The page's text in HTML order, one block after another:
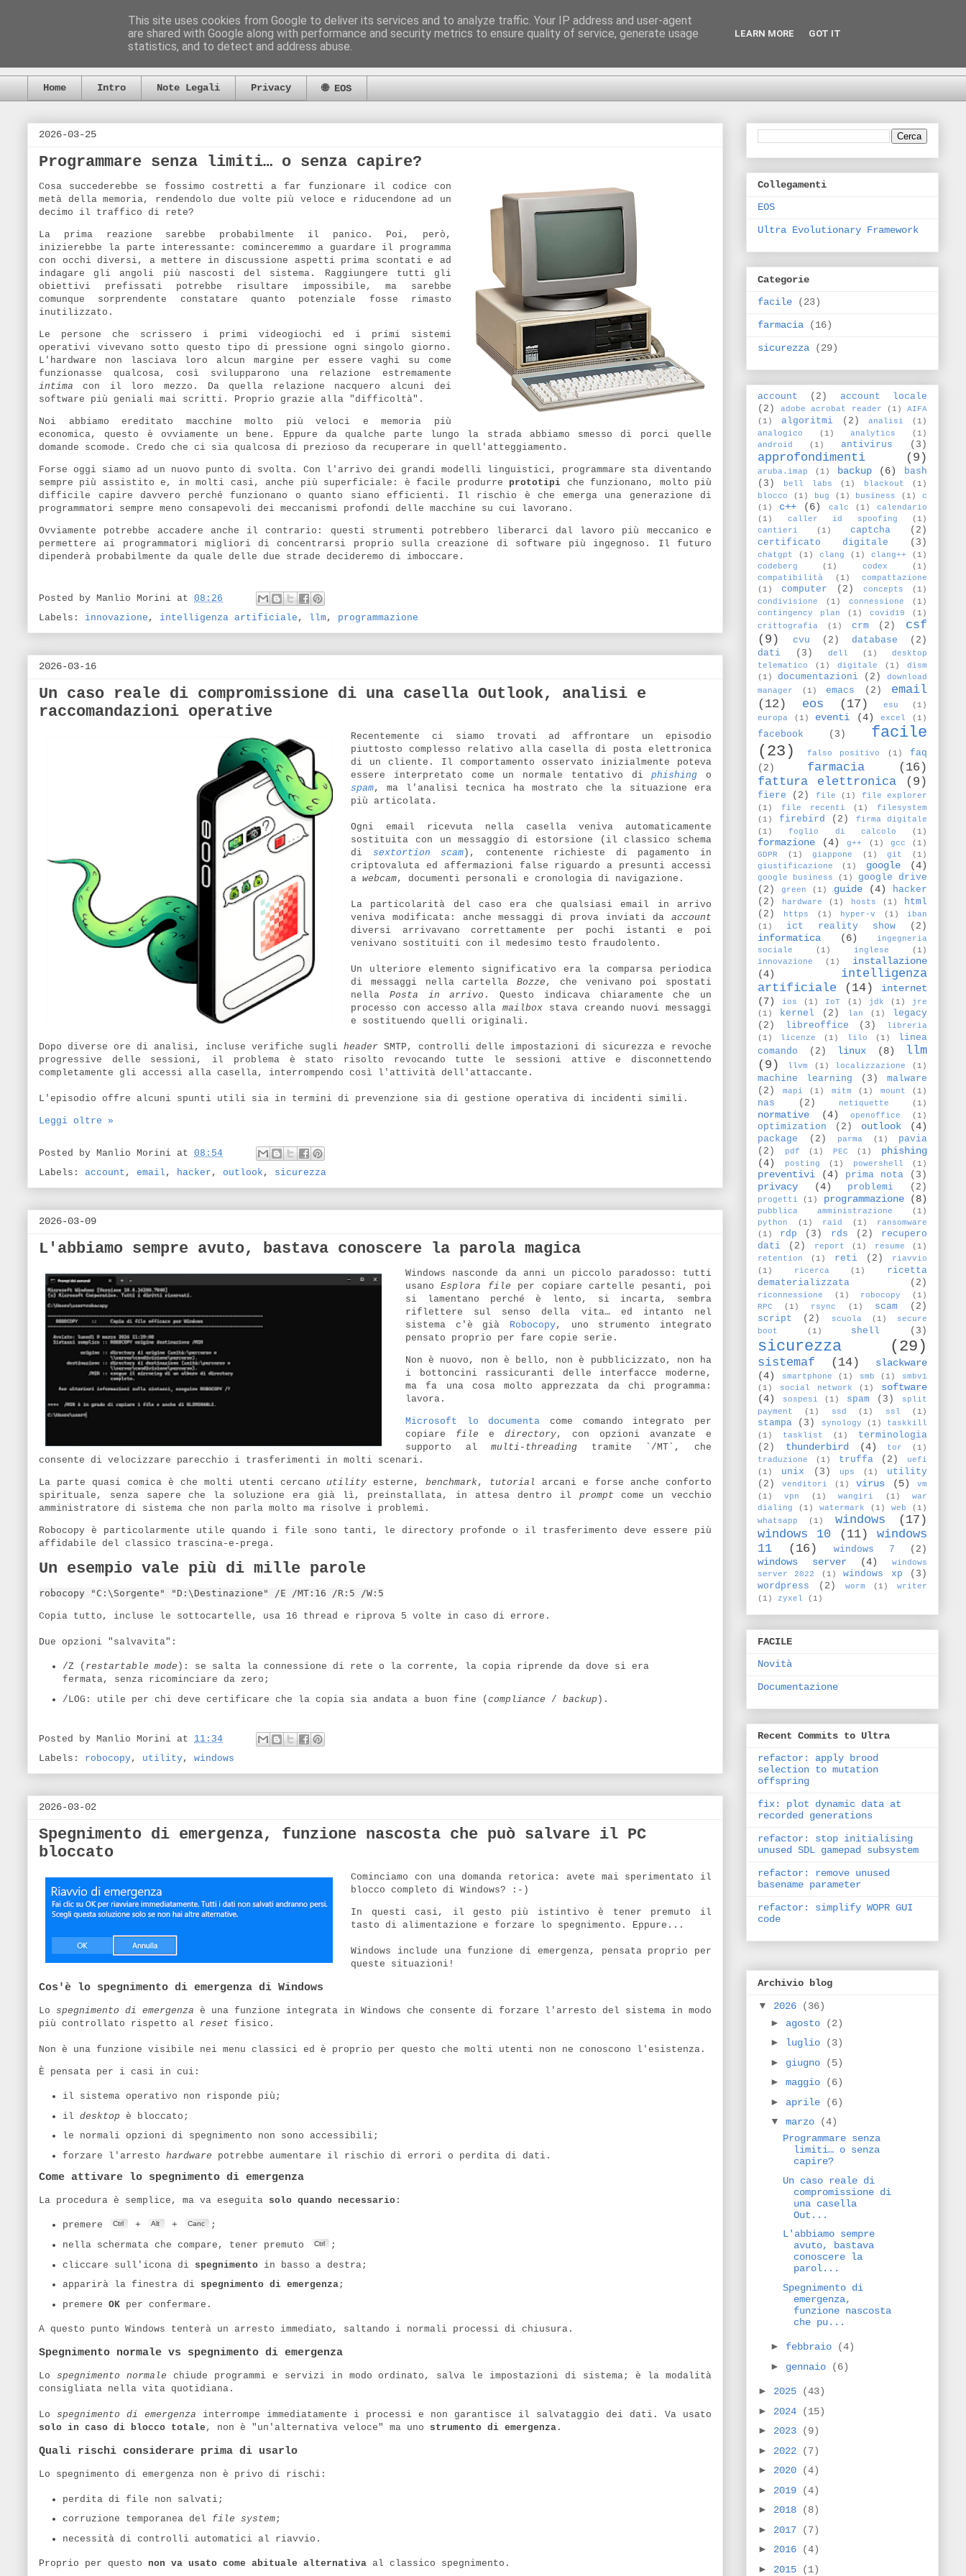
Home Intro Note Legali Privacy 🌐 EOS
2026-03-25
Programmare senza limiti… o senza capire?
Cosa succederebbe se fossimo costretti a far funzionare il codice con
metà della memoria, rendendolo due volte più veloce e riducendone ad un
decimo il traffico di rete?
La prima reazione sarebbe probabilmente il panico. Poi, però,
inizierebbe la parte interessante: cominceremmo a guardare il programma
con occhi diversi, a mettere in discussione aspetti prima scontati e ad
indagare gli angoli più nascosti del sistema. Raggiungere tutti gli
obiettivi prefissati potrebbe risultare impossibile, ma sarebbe
comunque sorprendente constatare quanto potenziale fosse rimasto
inutilizzato.
Le persone che scrissero i primi videogiochi ed i primi sistemi
operativi vivevano sotto questo tipo di pressione ogni singolo giorno.
L'hardware non lasciava loro alcun margine per essere vaghi su come
funzionasse qualcosa, così svilupparono una relazione estremamente
intima con il loro mezzo. Da quella relazione nacquero alcuni dei
software più geniali mai scritti. Proprio grazie alla "difficoltà".
Noi abbiamo ereditato macchine molto più veloci e memoria più
economica, questo è ovviamente un bene. Eppure da qualche parte lungo la strada abbiamo smesso di porci quelle
domande scomode. Credo che ci sia qualcosa di prezioso da recuperare in quell'atteggiamento.
Forse oggi siamo ad un nuovo punto di svolta. Con l'arrivo dei grandi modelli linguistici, programmare sta diventando
sempre più assistito e, in molti casi, anche più superficiale: è facile produrre prototipi che funzionano, molto più
difficile capire davvero perché funzionano o quanto siano efficienti. Il rischio è che emerga una generazione di
programmatori sempre meno consapevoli dei meccanismi profondi delle macchine su cui lavorano.
Ovviamente potrebbe accadere anche il contrario: questi strumenti potrebbero liberarci dal lavoro più meccanico e
permettere ai programmatori migliori di concentrarsi proprio sulla creazione di software più ingegnoso. Il futuro
dipenderà probabilmente da quale delle due strade decideremo di imboccare.
Posted by Manlio Morini at 08:26
Labels: innovazione , intelligenza artificiale , llm, programmazione
2026-03-16
Un caso reale di compromissione di una casella Outlook, analisi e
raccomandazioni operative
Recentemente ci siamo trovati ad affrontare un episodio
piuttosto complesso relativo alla casella di posta elettronica
di un cliente. Il comportamento osservato inizialmente poteva
essere interpretato come un normale tentativo diphishing o
spam, ma l'analisi tecnica ha mostrato che la situazione era
più articolata.
Ogni email ricevuta nella casella veniva automaticamente
sostituita con un messaggio di estorsione (il classico schema
di sextortion scam ), contenente richieste di pagamento in
criptovaluta ed affermazioni false riguardo a presunti accessi
a webcam, documenti personali e cronologia di navigazione.
La particolarità del caso era che qualsiasi email in arrivo
veniva modificata: anche messaggi di prova inviati da account
diversi arrivavano correttamente per pochi istanti e poi
venivano sostituiti con il medesimo testo fraudolento.
Un ulteriore elemento significativo era la comparsa periodica
di messaggi nella cartella Bozze , che venivano poi spostati
nella Posta in arrivo . Questo indicava chiaramente che un
processo con accesso alla mailbox stava creando nuovi messaggi
e sostituendo quelli originali.
Dopo diverse ore di analisi, incluse verifiche sugli header SMTP, controlli delle impostazioni di sicurezza e revoche
progressive delle sessioni, il problema è stato risolto revocando tutte le sessioni attive e disconnettendo
completamente gli accessi alla casella, interrompendo così l'attività dell'attaccante.
L'episodio offre alcuni spunti utili sia in termini di prevenzione sia di gestione operativa di incidenti simili.
Leggi oltre »
Posted by Manlio Morini at 08:54
Labels: account , email , hacker , outlook , sicurezza
2026-03-09
L'abbiamo sempre avuto, bastava conoscere la parola magica
Windows nasconde da anni un piccolo paradosso: tutti
usanoEsplora file per copiare cartelle pesanti, poi
si lamentano perché è lento, si incarta, sembra
riflettere sul senso della vita… ed intanto nel
sistema c'è già
Robocopy, uno strumento integrato
pensato proprio per fare copie serie.
Non è nuovo, non è bello, non è pubblicizzato, non ha
i bottoncini rassicuranti delle interfacce moderne,
ma fa una cosa molto apprezzata da chi programma:
lavora.
Microsoft lo documenta come comando integrato per
copiare file e directory, con opzioni avanzate e
supporto almulti-threading tramite `/MT`, che
consente di velocizzare parecchio i trasferimenti in molti scenari.
La parte quasi comica è che molti utenti cercano utility esterne,benchmark, tutorial arcani e forse anche conforto
spirituale, senza sapere che la soluzione era già lì, preinstallata, in attesa dentro il prompt come un vecchio
amministratore di sistema che non parla molto ma risolve i problemi.
Robocopy è particolarmente utile quando i file sono tanti, le directory profonde o il trasferimento deve essere più
affidabile del classico trascina-e-prega.
Un esempio vale più di mille parole
robocopy "C:\Sorgente" "D:\Destinazione" /E /MT:16 /R:5 /W:5
Copia tutto, incluse le sottocartelle, usa 16 thread e riprova 5 volte in caso di errore.
Due opzioni "salvavita":
/Z ( restartable mode ): se salta la connessione di rete o la corrente, la copia riprende da dove si era
fermata, senza ricominciare da zero;
/LOG: utile per chi deve certificare che la copia sia andata a buon fine ( compliance / backup ).
Posted by Manlio Morini at 11:34
Labels: robocopy, utility, windows
2026-03-02
Spegnimento di emergenza, funzione nascosta che può salvare il PC
bloccato
Cominciamo con una domanda retorica: avete mai sperimentato il
blocco completo di Windows? :-)
In questi casi, il gesto più istintivo è tener premuto il
tasto di alimentazione e forzare lo spegnimento. Eppure...
Windows include una funzione di emergenza, pensata proprio per
queste situazioni!
Cos'è lo spegnimento di emergenza di Windows
Lo spegnimento di emergenza è una funzione integrata in Windows che consente di forzare l'arresto del sistema in modo
più controllato rispetto al reset fisico.
Non è una funzione visibile nei menu classici ed è proprio per questo che molti utenti non ne conoscono l'esistenza.
È pensata per i casi in cui:
il sistema operativo non risponde più;
il desktop è bloccato;
le normali opzioni di spegnimento non sono accessibili;
forzare l'arresto hardware potrebbe aumentare il rischio di errori o perdita di dati.
Come attivare lo spegnimento di emergenza
La procedura è semplice, ma va eseguita solo quando necessario :
premere Ctrl + Alt + Canc
;
nella schermata che compare, tener premuto
Ctrl
;
cliccare sull'icona di spegnimentoin basso a destra;
apparirà la finestra di spegnimento di emergenza;
premere OKper confermare.
A questo punto Windows tenterà un arresto immediato, saltando i normali processi di chiusura.
Spegnimento normale vs spegnimento di emergenza
Lo spegnimento normale chiude programmi e servizi in modo ordinato, salva le impostazioni di sistema; è la modalità
consigliata nella vita quotidiana.
Lo spegnimento di emergenza interrompe immediatamente i processi e non garantisce il salvataggio dei dati. Va usato
solo in caso di blocco totale , non è "un'alternativa veloce" ma uno strumento di emergenza .
Quali rischi considerare prima di usarlo
Lo spegnimento di emergenza non è privo di rischi:
perdita di file non salvati;
corruzione temporanea del file system;
necessità di controlli automatici al riavvio.
Proprio per questo non va usato come abituale alternativa al classico spegnimento.
Collegamenti
EOS
Ultra Evolutionary Framework
Categorie
facile
(23)
farmacia
(16)
sicurezza
(29)
account (2)
account locale
(2)
adobe acrobat reader (1)
AIFA
(1)
algoritmi (2) analisi
(1)
analogico
(1) analytics
(1)
android
(1) antivirus (3)
approfondimenti (9)
aruba.imap (1) backup (6)
bash
(3)
bell labs (1) blackout
(1)
blocco
(1) bug (1) business (1)
c
(1)
c++ (6) calc (1)
calendario
(1)
caller id spoofing
(1)
cantieri
(1) captcha
(2)
certificato digitale
(3)
chatgpt (1) clang (1) clang++
(1)
codeberg
(1) codex
(1)
compatibilità
(1)
compattazione
(1)
computer (2) concepts
(1)
condivisione
(1) connessione
(1)
contingency plan
(1) covid19
(1)
crittografia
(1) crm (2)
csf
(9)
cvu (2) database
(2)
dati
(3) dell (1)
desktop
telematico
(1) digitale (1)
dism
(1)
documentazioni (2)
download
manager
(1) emacs (2)
email
(12)
eos (17) esu
(1)
europa
(1) eventi (4) excel (1)
facebook (3)
facile
(23)
falso positivo (1)
faq
(2)
farmacia
(16)
fattura elettronica
(9)
fiere (2) file (1)
file explorer
(1)
file recenti (1)
filesystem
(1)
firebird (2)
firma digitale
(1)
foglio di calcolo (1)
formazione (4) g++ (1) gcc
(1)
GDPR
(1) giappone (1) git
(1)
giustificazione
(1) google (4)
google business (1)
google drive
(2)
green (1) guide (4)
hacker
(2)
hardware (1) hosts (1)
html
(2)
https (1) hyper-v (1)
iban
(1)
ict reality show (2)
informatica (6)
ingegneria
sociale
(1) inglese
(1)
innovazione
(1)
installazione
(4)
intelligenza
artificiale
(14)
internet
(7)
ios (1) IoT (1) jdk (1)
jre
(1)
kernel (2) lan (1)
legacy
(2)
libreoffice (3)
libreria
(1)
licenze (1) lilo (1)
linea
comando
(2) linux (8)
llm
(9)
llvm (1) localizzazione (1)
machine learning (3)
malware
(2)
mapi (1) mitm (1) mount (1)
nas (2) netiquette (1)
normative (4) openoffice (1)
optimization (2) outlook (4)
package (2) parma (1)
pavia
(2)
pdf (1) PEC (1)
phishing
(4)
posting (1) powershell (1)
preventivi (4) prima nota (3)
privacy (4) problemi (2)
progetti (1) programmazione (8)
pubblica amministrazione
(1)
python
(1) raid (1)
ransomware
(1)
rdp (3) rds (2)
recupero
dati
(2) report (1) resume
(1)
retention
(1) reti (2)
riavvio
(1)
ricerca (1)
ricetta
dematerializzata
(2)
riconnessione (1) robocopy
(1)
RPC
(1) rsync (1) scam
(2)
script
(2) scuola (1)
secure
boot
(1) shell (3)
sicurezza (29)
sistemaf (14)
slackware
(4)
smartphone (1) smb (1)
smbv1
(1)
social network (1)
software
(4)
sospesi (1) spam (3)
split
payment
(1) ssd (1) ssl (1)
stampa (3) synology (1)
taskkill
(1)
tasklist (1)
terminologia
(2)
thunderbird (4) tor
(1)
traduzione
(1) truffa (2)
uefi
(1)
unix (3) ups (1)
utility
(2)
venditori (1) virus (5)
vm
(1)
vpn (1) wangiri (1)
war
dialing
(1) watermark (1) web
(1)
whatsapp
(1) windows
(17)
windows 10
(11)
windows
11
(16) windows 7 (2)
windows server (4)
windows
server 2022
(1) windows xp
(3)
wordpress
(2) worm (1)
writer
(1)
zyxel (1)
FACILE
Novità
Documentazione
Recent Commits to Ultra
refactor: apply brood
selection to mutation
offspring
fix: plot dynamic data at
recorded generations
refactor: stop initialising
unused SDL gamepad subsystem
refactor: remove unused
basename parameter
refactor: simplify WOPR GUI
code
Archivio blog
▼ 2026
(36)
► agosto
(2)
► luglio
(3)
► giugno
(5)
► maggio
(6)
► aprile
(6)
▼ marzo
(4)
Programmare senza
limiti… o senza
capire?
Un caso reale di
compromissione di
una casella
Out...
L'abbiamo sempre
avuto, bastava
conoscere la
parol...
Spegnimento di
emergenza,
funzione nascosta
che pu...
► febbraio
(4)
► gennaio (6)
► 2025
(43)
► 2024
(15)
► 2023
(9)
► 2022
(7)
► 2020
(4)
► 2019
(4)
► 2018
(8)
► 2017
(7)
► 2016
(4)
► 2015 (1)
This site uses cookies from Google to deliver its services and to analyze traffic. Your IP address and user-agent
are shared with Google along with performance and security metrics to ensure quality of service, generate usage
statistics, and to detect and address abuse.
LEARN MORE GOT IT